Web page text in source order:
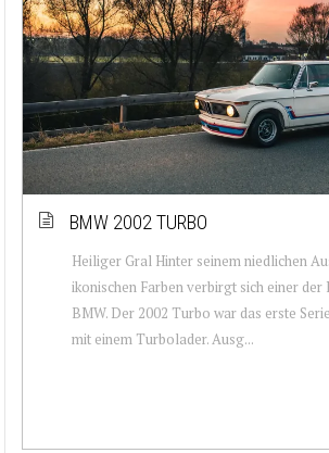
BMW 2002 TURBO
Heiliger Gral Hinter seinem niedlichen
ikonischen Farben verbirgt sich einer
BMW. Der 2002 Turbo war das erste
mit einem Turbolader. Ausg...